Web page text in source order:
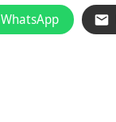
WhatsApp